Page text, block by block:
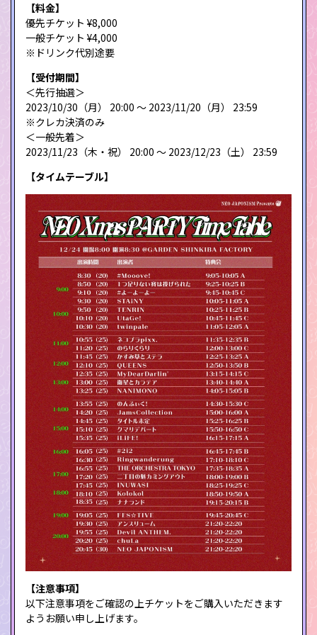
【料金】
優先チケット ¥8,000
一般チケット ¥4,000
※ドリンク代別途要
【受付期間】
＜先行抽選＞
2023/10/30（月） 20:00 〜 2023/11/20（月） 23:59
※クレカ決済のみ
＜一般先着＞
2023/11/23（木・祝） 20:00 〜 2023/12/23（土） 23:59
【タイムテーブル】
【注意事項】
以下注意事項をご確認の上チケットをご購入いただきます
ようお願い申し上げます。